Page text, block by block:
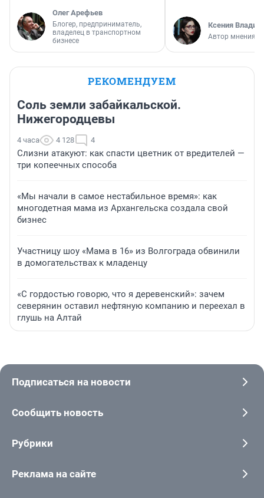
Олег Арефьев
Блогер, предприниматель,
владелец в транспортном
бизнесе
Ксения
Автор мнения
РЕКОМЕНДУЕМ
Соль земли забайкальской.
Нижегородцевы
4 часа 4 128 4
Слизни атакуют: как спасти цветник от вредителей —
три копеечных способа
«Мы начали в самое нестабильное время»: как
многодетная мама из Архангельска создала свой
бизнес
Участницу шоу «Мама в 16» из Волгограда обвинили
в домогательствах к младенцу
«С гордостью говорю, что я деревенский»: зачем
северянин оставил нефтяную компанию и переехал в
глушь на Алтай
Подписаться на новости
Сообщить новость
Рубрики
Реклама на сайте